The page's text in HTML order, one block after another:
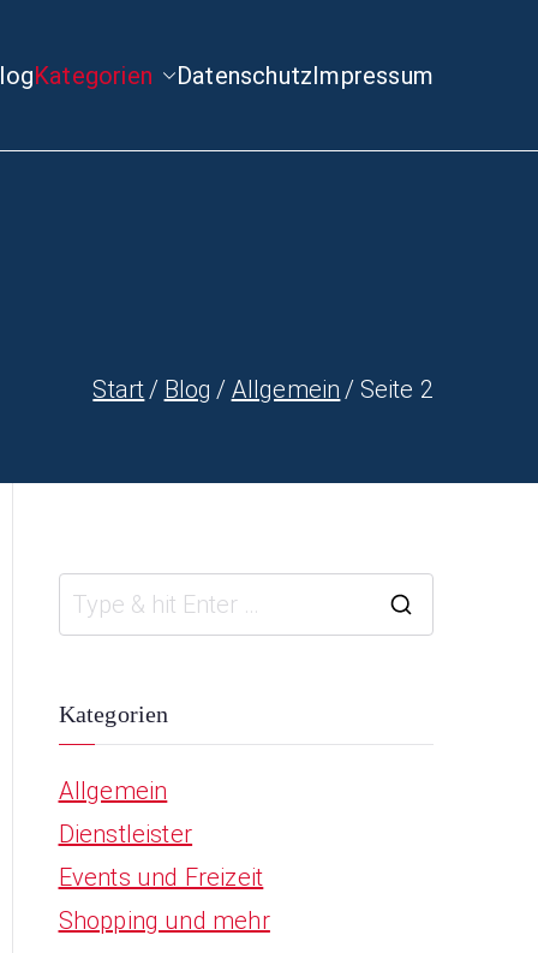
Kategorien DatenschutzImpressum
Start Blog Allgemein Seite 2
r
Kategorien
Allgemein
Dienstleister
Events und Freizeit
Shopping und mehr